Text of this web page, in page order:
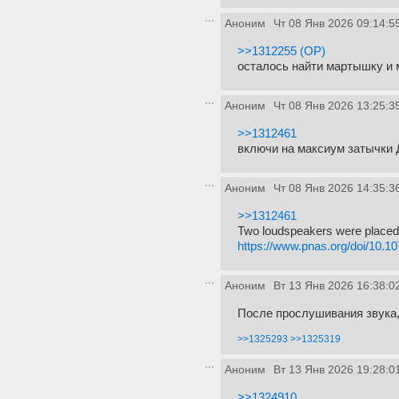
Аноним Чт 08 Янв 2026
>>1312255 (OP)
осталось найти мартышку и
Аноним Чт 08 Янв 2026
>>1312461
включи на максиум
Аноним Чт 08 Янв 2026
>>1312461
Two loudspeakers were
https://www.pnas.org/doi/
Аноним Вт 13 Янв 2026
После прослушивания
>>1325293 >>1325319
Аноним Вт 13 Янв 2026